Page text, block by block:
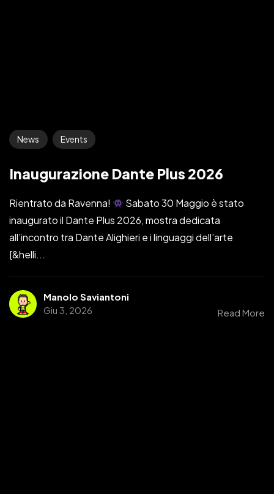
News Events
Inaugurazione Dante Plus 2026
Rientrato da Ravenna!
Sabato 30 Maggio è stato
inaugurato il Dante Plus 2026, mostra dedicata
all’incontro tra Dante Alighieri e i linguaggi dell’arte
[&helli...
Manolo Saviantoni
Giu 3, 2026
Read More